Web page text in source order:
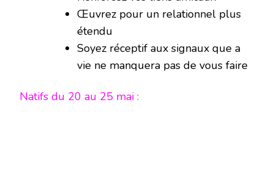
Œuvrez pour un relationnel plus
étendu
Soyez réceptif aux signaux que a
vie ne manquera pas de vous faire
Natifs du 20 au 25 mai :